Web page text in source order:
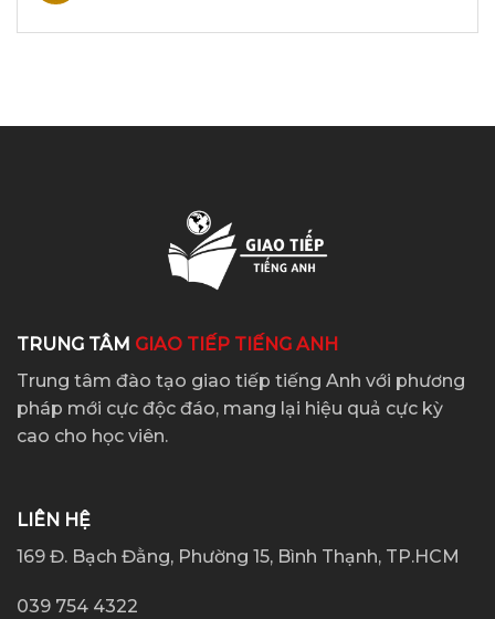
TRUNG TÂM GIAO TIẾP TIẾNG ANH
Trung tâm đào tạo giao tiếp tiếng Anh với phương
pháp mới cực độc đáo, mang lại hiệu quả cực kỳ
cao cho học viên.
LIÊN HỆ
169 Đ. Bạch Đằng, Phường 15, Bình Thạnh, TP.HCM
039 754 4322